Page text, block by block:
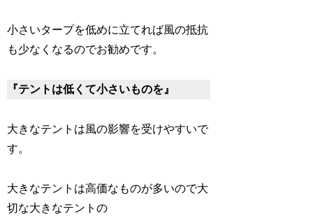
小さいタープを低めに立てれば風の抵抗
も少なくなるのでお勧めです。
『テントは低くて小さいものを』
大きなテントは風の影響を受けやすいで
す。
大きなテントは高価なものが多いので大
切な大きなテントの